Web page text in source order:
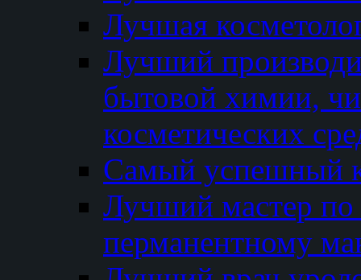
Лучшая
Лучший
бытовой химии,
косметических
Самый успешный
Лучший мастер по
перманентному